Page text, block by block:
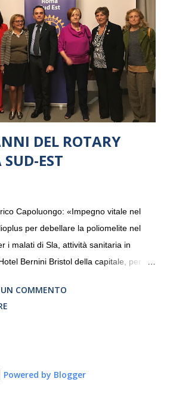
DEL ROTARY
EST
Capoluongo: «Impegno vitale nel
per debellare la poliomelite nel
i malati di Sla, attività sanitaria in
Bernini Bristol della capitale, per la
Club Roma Sud-Est che festeggia
Un’occasione per raccontare al
che le missioni all’estero in paesi in
COMMENTO
Powered by Blogger